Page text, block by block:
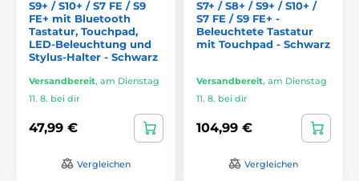
S9+ / S10+ / S7 FE / S9
FE+ mit Bluetooth
Tastatur, Touchpad,
LED-Beleuchtung und
Stylus-Halter - Schwarz
Versandbereit, am Dienstag
11. 8. bei dir
47,99 €
Vergleichen
S7+ / S8+ / S9+ / S10+ /
S7 FE / S9 FE+ -
Beleuchtete Tastatur
mit Touchpad - Schwarz
Versandbereit, am Dienstag
11. 8. bei dir
104,99 €
Vergleichen